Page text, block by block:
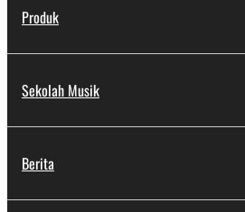
Produk
Sekolah Musik
Berita